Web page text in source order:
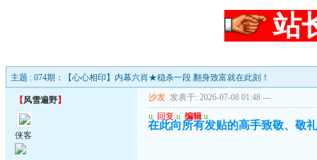
站
主题 : 074期：【心心相印】内幕六肖★稳杀一段.翻身致富就在此刻！
【风雪遍野】
侠客
沙发 发表于: 2026-07-08 01:48 ---
u 回复 u 编辑 u
在此向所有发贴的高手致敬、敬